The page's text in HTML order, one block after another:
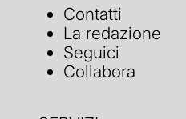
Contatti
La redazione
Seguici
Collabora